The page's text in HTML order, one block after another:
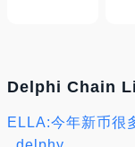
Delphi Chain
ELLA:今年新币很